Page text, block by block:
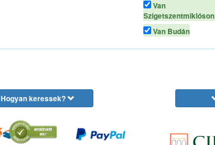
Van
Szigetszentmiklóson
Van Budán
Hogyan keressek?